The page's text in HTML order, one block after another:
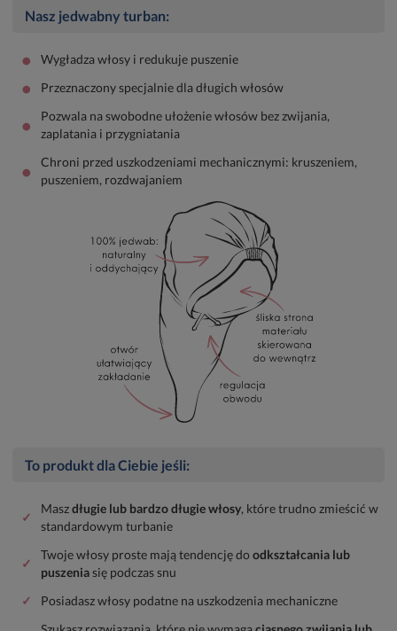
Nasz jedwabny turban:
• Wygładza włosy i redukuje puszenie
• Przeznaczony specjalnie dla długich włosów
•
Pozwala na swobodne ułożenie włosów bez zwijania,
zaplatania i przygniatania
•
Chroni przed uszkodzeniami mechanicznymi: kruszeniem,
puszeniem, rozdwajaniem
To produkt dla Ciebie jeśli:
✓
Maszdługie lub bardzo długie włosy, które trudno zmieścić w
standardowym turbanie
✓
Twoje włosy proste mają tendencję do odkształcania lub
puszeniasię podczas snu
✓
Posiadasz włosy podatne na uszkodzenia mechaniczne